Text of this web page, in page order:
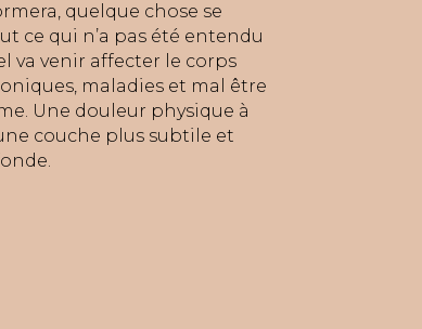
quelque chose se
ce qui n’a pas été entendu
va venir affecter le corps
maladies et mal être
Une douleur physique à
couche plus subtile et